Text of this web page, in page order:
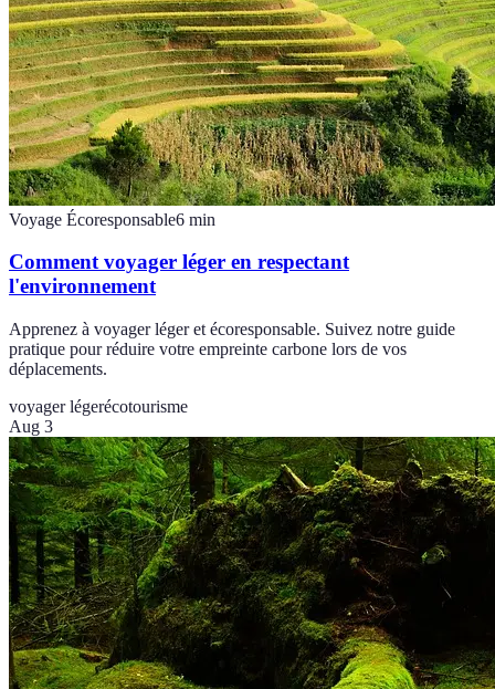
Voyage Écoresponsable6 min
Comment voyager léger en respectant
l'environnement
Apprenez à voyager léger et écoresponsable. Suivez notre guide
pratique pour réduire votre empreinte carbone lors de vos
déplacements.
voyager légerécotourisme
Aug 3